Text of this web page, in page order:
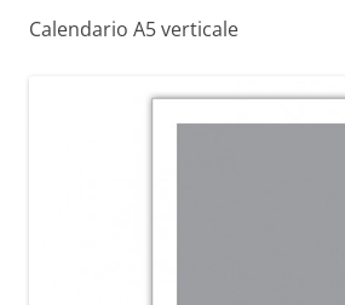
Calendario A5 verticale